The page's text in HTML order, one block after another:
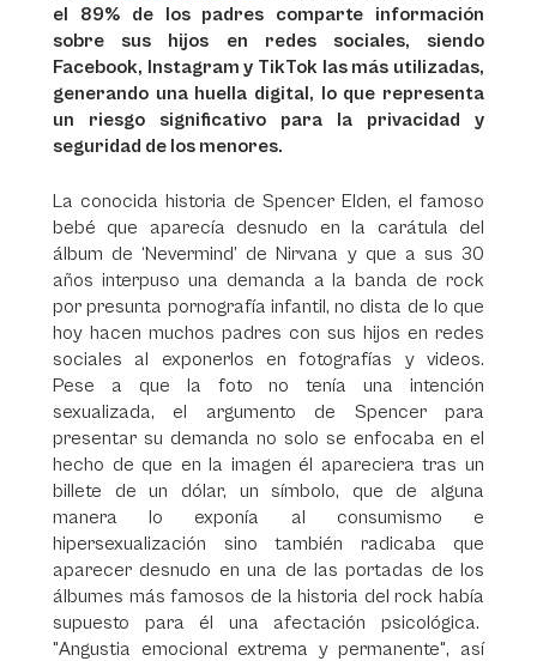
el 89% de los padres comparte información
sobre sus hijos en redes sociales, siendo
Facebook, Instagram y TikTok las más utilizadas,
generando una huella digital, lo que representa
un riesgo significativo para la privacidad y
seguridad de los menores.
La conocida historia de Spencer Elden, el famoso
bebé que aparecía desnudo en la carátula del
álbum de ‘Nevermind’ de Nirvana y que a sus 30
años interpuso una demanda a la banda de rock
por presunta pornografía infantil, no dista de lo que
hoy hacen muchos padres con sus hijos en redes
sociales al exponerlos en fotografías y videos.
Pese a que la foto no tenía una intención
sexualizada, el argumento de Spencer para
presentar su demanda no solo se enfocaba en el
hecho de que en la imagen él apareciera tras un
billete de un dólar, un símbolo, que de alguna
manera lo exponía al consumismo e
hipersexualización sino también radicaba que
aparecer desnudo en una de las portadas de los
álbumes más famosos de la historia del rock había
supuesto para él una afectación psicológica.
"Angustia emocional extrema y permanente", así